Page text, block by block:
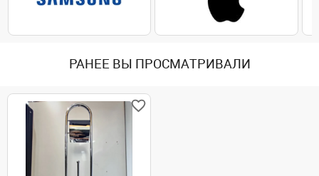
РАНЕЕ ВЫ ПРОСМАТРИВАЛИ